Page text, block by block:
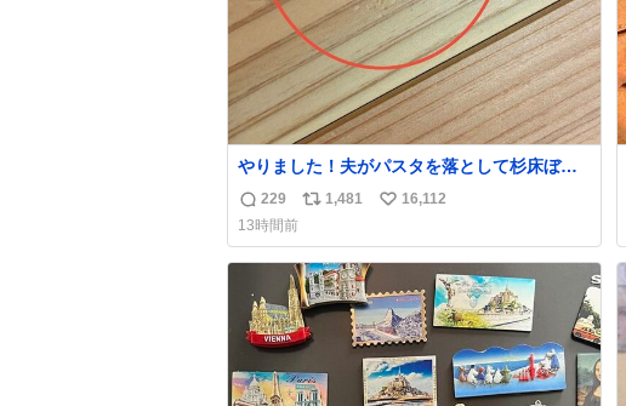
やりました！夫がパスタを落として杉床ぼこ
ぼこしました！よかったーーー！ファースト
ぼこぼこ自分じゃなくて！これで第二波いつ
でもいけます！！！✌️いやーほっとした！ 杉
床を採用しようとしている方々へ忠告です。
杉床は乾燥パスタに負けます。豆腐くらいや
わやわです。
返
信
数
229
リ
ス
ト
数
1,481
い
ね
数
16,112
13時間前